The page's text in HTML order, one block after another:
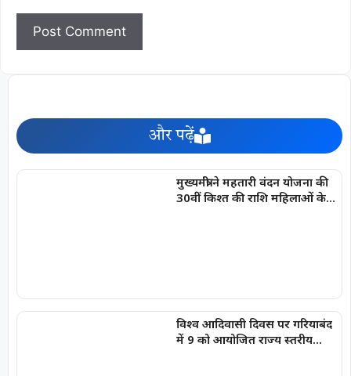
और पढ़ें
मुख्यमंत्री ने महतारी वंदन योजना की
30वीं किश्त की राशि महिलाओं के
विश्व आदिवासी दिवस पर गरियाबंद
में 9 को आयोजित राज्य स्तरीय